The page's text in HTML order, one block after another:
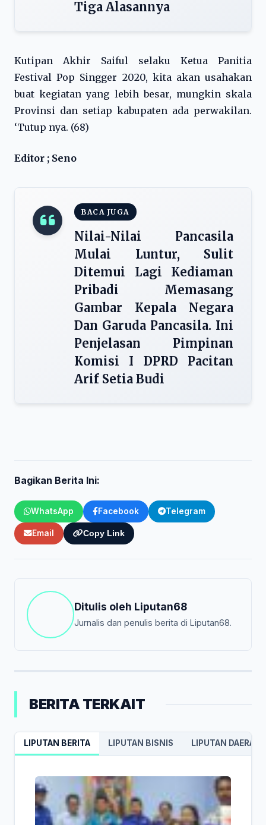
Tiga Alasannya
Kutipan Akhir Saiful selaku Ketua Panitia
Festival Pop Singger 2020, kita akan usahakan
buat kegiatan yang lebih besar, mungkin skala
Provinsi dan setiap kabupaten ada perwakilan.
‘Tutup nya. (68)
Editor ; Seno
BACA JUGA
Nilai-Nilai Pancasila
Mulai Luntur, Sulit
Ditemui Lagi Kediaman
Pribadi Memasang
Gambar Kepala Negara
Dan Garuda Pancasila. Ini
Penjelasan Pimpinan
Komisi I DPRD Pacitan
Arif Setia Budi
Bagikan Berita Ini:
WhatsApp Facebook Telegram
Email Copy Link
Ditulis oleh Liputan68
Jurnalis dan penulis berita di Liputan68.
BERITA TERKAIT
LIPUTAN BERITA LIPUTAN BISNIS LIPUTAN DAERAH